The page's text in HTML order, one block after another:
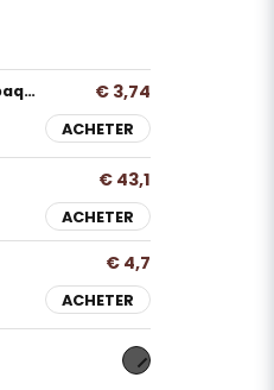
Ruban adhésif pour ballons, pastilles adhésives, paquet de 240 € 3,74
ACHETER
€ 43,1
ACHETER
€ 4,7
ACHETER